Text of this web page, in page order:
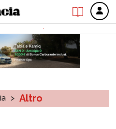
> Altro